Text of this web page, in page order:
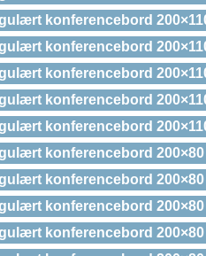
konferencebord
konferencebord
konferencebord
konferencebord
konferencebord
konferencebord
konferencebord
konferencebord
konferencebord